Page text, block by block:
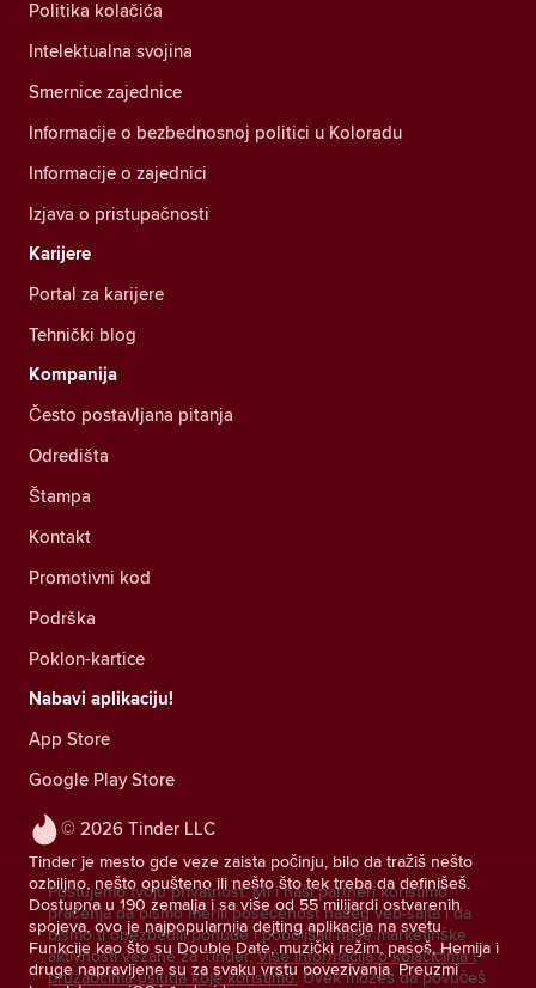
© 2026 Tinder LLC
Tinder je mesto gde veze zaista počinju, bilo da tražiš nešto
ozbiljno, nešto opušteno ili nešto što tek treba da definišeš.
Dostupna u 190 zemalja i sa više od 55 milijardi ostvarenih
spojeva, ovo je najpopularnija dejting aplikacija na svetu.
Funkcije kao što su Double Date, muzički režim, pasoš, Hemija i
druge napravljene su za svaku vrstu povezivanja. Preuzmi
Politika kolačića
Intelektualna svojina
Smernice zajednice
Informacije o bezbednosnoj politici u Koloradu
Informacije o zajednici
Izjava o pristupačnosti
Karijere
Portal za karijere
Tehnički blog
Kompanija
Često postavljana pitanja
Odredišta
Štampa
Kontakt
Promotivni kod
Podrška
Poklon-kartice
Nabavi aplikaciju!
App Store
Google Play Store
Poštujemo tvoju privatnost. Mi i naši partneri koristimo
praćenja da bismo merili posećenost našeg veb-sajta i da
bismo ti obezbedili ponude i poboljšali naše marketinške
aktivnosti vezane za Tinder. Više informacija o kolačićima i
pružaocima usluga koje koristimo. Uvek možeš da povučeš